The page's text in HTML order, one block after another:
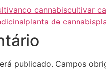
cannabiscultivar
planta de cannabis
publicado. Campos